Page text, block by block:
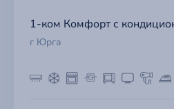
1-ком Комфорт с
г Юрга